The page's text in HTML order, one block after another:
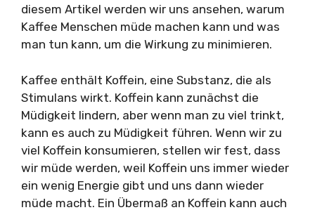
diesem Artikel werden wir uns ansehen, warum
Kaffee Menschen müde machen kann und was
man tun kann, um die Wirkung zu minimieren.
Kaffee enthält Koffein, eine Substanz, die als
Stimulans wirkt. Koffein kann zunächst die
Müdigkeit lindern, aber wenn man zu viel trinkt,
kann es auch zu Müdigkeit führen. Wenn wir zu
viel Koffein konsumieren, stellen wir fest, dass
wir müde werden, weil Koffein uns immer wieder
ein wenig Energie gibt und uns dann wieder
müde macht. Ein Übermaß an Koffein kann auch